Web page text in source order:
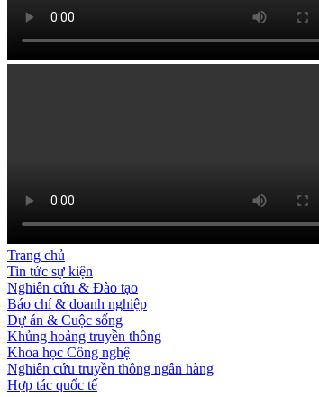
Trang chủ
Tin tức sự kiện
Nghiên cứu & Đào tạo
Báo chí & doanh nghiệp
Dự án & Cuộc sống
Khủng hoảng truyền thông
Khoa học Công nghệ
Nghiên cứu truyền thông ngân hàng
Hợp tác quốc tế